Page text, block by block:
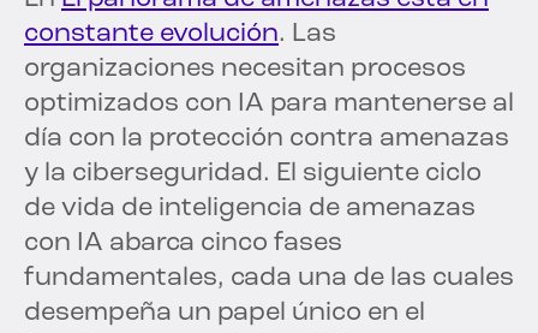
constante evolución. Las
organizaciones necesitan procesos
optimizados con IA para mantenerse al
día con la protección contra amenazas
y la ciberseguridad. El siguiente ciclo
de vida de inteligencia de amenazas
con IA abarca cinco fases
fundamentales, cada una de las cuales
desempeña un papel único en el